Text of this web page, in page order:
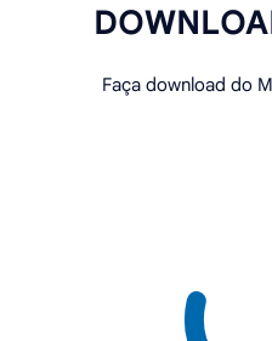
Faça download do